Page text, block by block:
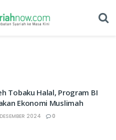
Tobaku Halal, Program BI
Ekonomi Muslimah
2024 0